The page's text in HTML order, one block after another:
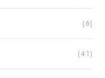
(6)
(41)